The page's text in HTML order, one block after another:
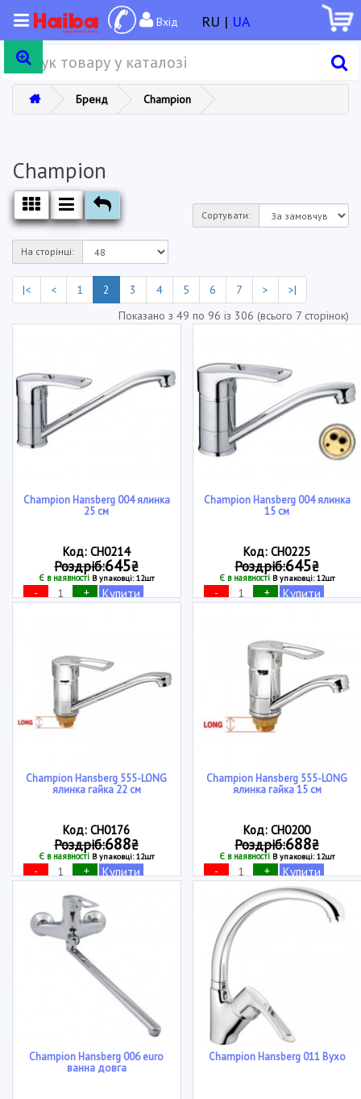
Вхід RU | UA
Бренд Champion
Champion
Сортувати:
На сторінці:
|< < 1 2 3 4 5 6 7 >
>|
Показано з 49 по 96 із 306 (всього 7 сторінок)
Champion Hansberg 004 ялинка
25 см
Код: CH0214
Роздріб:645₴
Є в наявностіВ упаковці: 12шт
- + Купити
Champion Hansberg 004 ялинка
15 см
Код: CH0225
Роздріб:645₴
Є в наявностіВ упаковці: 12шт
- + Купити
Champion Hansberg 555-LONG
ялинка гайка 22 см
Код: CH0176
Роздріб:688₴
Є в наявностіВ упаковці: 12шт
- + Купити
Champion Hansberg 555-LONG
ялинка гайка 15 см
Код: CH0200
Роздріб:688₴
Є в наявностіВ упаковці: 12шт
- + Купити
Champion Hansberg 006 euro
ванна довга
Champion Hansberg 011 Вухо